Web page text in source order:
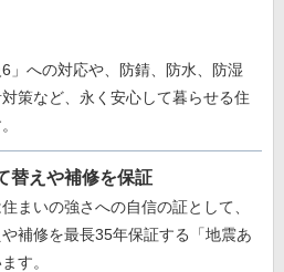
」への対応や、防錆、防水、防湿
策など、永く安心して暮らせる住
替えや補修を保証
まいの強さへの自信の証として、
補修を最長35年保証する「地震あ
す。